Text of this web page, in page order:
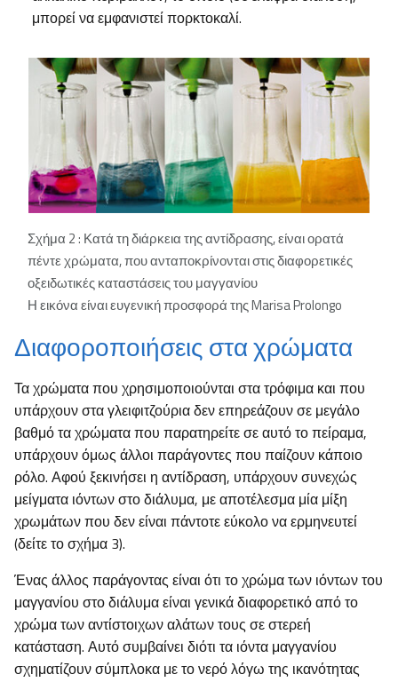
μπορεί να εμφανιστεί πορκτοκαλί.
Σχήμα 2 : Κατά τη διάρκεια της αντίδρασης, είναι ορατά
πέντε χρώματα, που ανταποκρίνονται στις διαφορετικές
οξειδωτικές καταστάσεις του μαγγανίου
Η εικόνα είναι ευγενική προσφορά της Marisa Prolongo
Διαφοροποιήσεις στα χρώματα
Τα χρώματα που χρησιμοποιούνται στα τρόφιμα και που
υπάρχουν στα γλειφιτζούρια δεν επηρεάζουν σε μεγάλο
βαθμό τα χρώματα που παρατηρείτε σε αυτό το πείραμα,
υπάρχουν όμως άλλοι παράγοντες που παίζουν κάποιο
ρόλο. Αφού ξεκινήσει η αντίδραση, υπάρχουν συνεχώς
μείγματα ιόντων στο διάλυμα, με αποτέλεσμα μία μίξη
χρωμάτων που δεν είναι πάντοτε εύκολο να ερμηνευτεί
(δείτε το σχήμα 3).
Ένας άλλος παράγοντας είναι ότι το χρώμα των ιόντων του
μαγγανίου στο διάλυμα είναι γενικά διαφορετικό από το
χρώμα των αντίστοιχων αλάτων τους σε στερεή
κατάσταση. Αυτό συμβαίνει διότι τα ιόντα μαγγανίου
σχηματίζουν σύμπλοκα με το νερό λόγω της ικανότητας